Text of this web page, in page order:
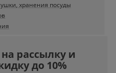
хранения посуды
рассылку и
до 10%